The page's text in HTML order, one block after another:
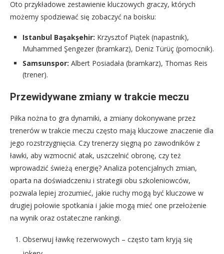
Oto przykładowe zestawienie kluczowych graczy, których
możemy spodziewać się zobaczyć na boisku:
Istanbul Başakşehir: Krzysztof Piątek (napastnik),
Muhammed Şengezer (bramkarz), Deniz Türüç (pomocnik).
Samsunspor: Albert Posiadała (bramkarz), Thomas Reis
(trener).
Przewidywane zmiany w trakcie meczu
Piłka nożna to gra dynamiki, a zmiany dokonywane przez
trenerów w trakcie meczu często mają kluczowe znaczenie dla
jego rozstrzygnięcia. Czy trenerzy sięgną po zawodników z
ławki, aby wzmocnić atak, uszczelnić obronę, czy też
wprowadzić świeżą energię? Analiza potencjalnych zmian,
oparta na doświadczeniu i strategii obu szkoleniowców,
pozwala lepiej zrozumieć, jakie ruchy mogą być kluczowe w
drugiej połowie spotkania i jakie mogą mieć one przełożenie
na wynik oraz ostateczne rankingi.
Obserwuj ławkę rezerwowych – często tam kryją się